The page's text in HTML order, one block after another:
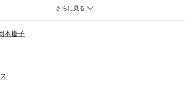
、その時に彼から別れの言葉１つなかった。捨てられた
本慶子